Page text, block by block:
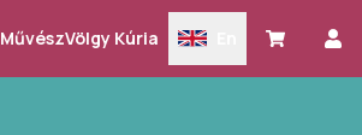
MűvészVölgy Kúria